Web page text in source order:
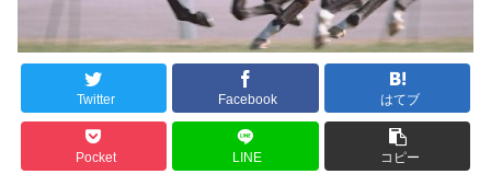
Twitter Facebook はてブ
Pocket LINE コピー